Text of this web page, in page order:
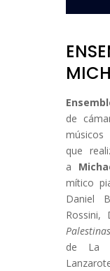
de
músicos
que
a
mítico
Daniel
Rossini,
Palestinas
de La